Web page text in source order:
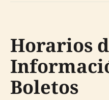
Horarios
Boletos